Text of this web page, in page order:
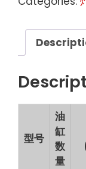
型号
油
缸
数
量